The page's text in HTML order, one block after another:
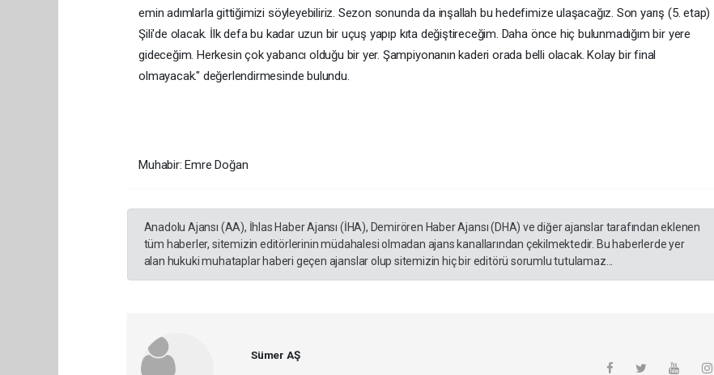
emin adımlarla gittiğimizi söyleyebiliriz. Sezon sonunda da inşallah bu hedefimize ulaşacağız. Son yarış (5. etap)
Şili'de olacak. İlk defa bu kadar uzun bir uçuş yapıp kıta değiştireceğim. Daha önce hiç bulunmadığım bir yere
gideceğim. Herkesin çok yabancı olduğu bir yer. Şampiyonanın kaderi orada belli olacak. Kolay bir final
olmayacak." değerlendirmesinde bulundu.
Muhabir: Emre Doğan
Anadolu Ajansı (AA), İhlas Haber Ajansı (İHA), Demirören Haber Ajansı (DHA) ve diğer ajanslar tarafından eklenen
tüm haberler, sitemizin editörlerinin müdahalesi olmadan ajans kanallarından çekilmektedir. Bu haberlerde yer
alan hukuki muhataplar haberi geçen ajanslar olup sitemizin hiç bir editörü sorumlu tutulamaz...
Sümer AŞ